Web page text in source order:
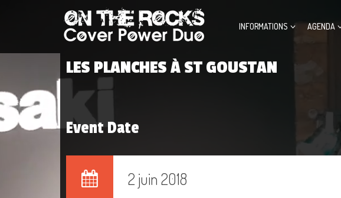
INFORMATIONS AGENDA
LES PLANCHES À ST GOUSTAN
Event Date
2 juin 2018